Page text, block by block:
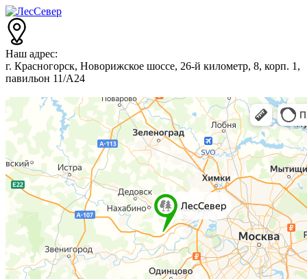
Наш адрес:
г. Красногорск, Новорижское шоссе, 26-й километр, 8, корп. 1,
павильон 11/А24